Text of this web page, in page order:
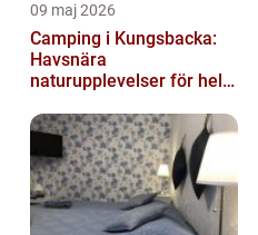
09 maj 2026
Camping i Kungsbacka:
Havsnära
naturupplevelser för hela